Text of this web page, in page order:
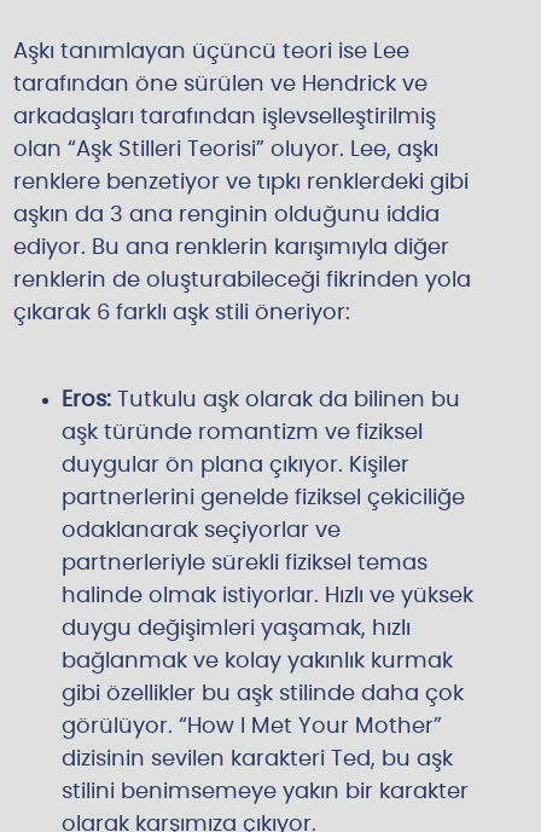
Aşkı tanımlayan üçüncü teori ise Lee
tarafından öne sürülen ve Hendrick ve
arkadaşları tarafından işlevselleştirilmiş
olan “Aşk Stilleri Teorisi” oluyor. Lee, aşkı
renklere benzetiyor ve tıpkı renklerdeki gibi
aşkın da 3 ana renginin olduğunu iddia
ediyor. Bu ana renklerin karışımıyla diğer
renklerin de oluşturabileceği fikrinden yola
çıkarak 6 farklı aşk stili öneriyor:
Eros: Tutkulu aşk olarak da bilinen bu
aşk türünde romantizm ve fiziksel
duygular ön plana çıkıyor. Kişiler
partnerlerini genelde fiziksel çekiciliğe
odaklanarak seçiyorlar ve
partnerleriyle sürekli fiziksel temas
halinde olmak istiyorlar. Hızlı ve yüksek
duygu değişimleri yaşamak, hızlı
bağlanmak ve kolay yakınlık kurmak
gibi özellikler bu aşk stilinde daha çok
görülüyor. “How I Met Your Mother”
dizisinin sevilen karakteri Ted, bu aşk
stilini benimsemeye yakın bir karakter
olarak karşımıza çıkıyor.